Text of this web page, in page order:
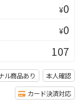
¥0
¥0
107
ル商品あり
本人確認
カード決済対応